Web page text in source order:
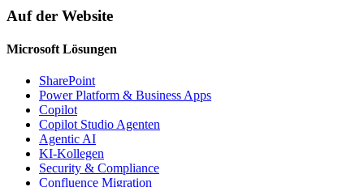
Auf der Website
Microsoft Lösungen
SharePoint
Power Platform & Business Apps
Copilot
Copilot Studio Agenten
Agentic AI
KI-Kollegen
Security & Compliance
Confluence Migration